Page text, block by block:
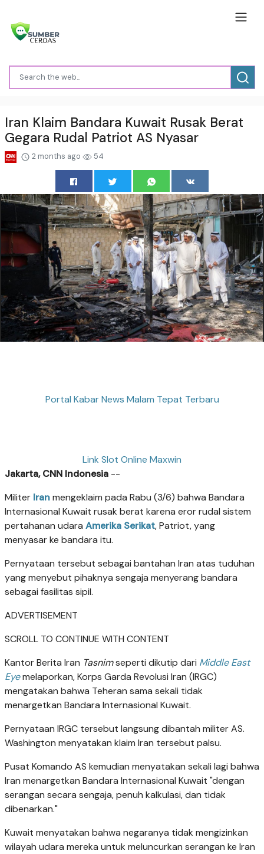
Iran Klaim Bandara Kuwait Rusak Berat
Gegara Rudal Patriot AS Nyasar
2 months ago 54
Portal Kabar News Malam Tepat Terbaru
Link Slot Online Maxwin
Jakarta, CNN Indonesia --
Militer Iranmengeklaim pada Rabu (3/6) bahwa Bandara
Internasional Kuwait rusak berat karena eror rudal sistem
pertahanan udara Amerika Serikat, Patriot, yang
menyasar ke bandara itu.
Pernyataan tersebut sebagai bantahan Iran atas tuduhan
yang menyebut pihaknya sengaja menyerang bandara
sebagai fasilitas sipil.
ADVERTISEMENT
SCROLL TO CONTINUE WITH CONTENT
Kantor Berita Iran Tasnimseperti dikutip dari Middle East
Eyemelaporkan, Korps Garda Revolusi Iran (IRGC)
mengatakan bahwa Teheran sama sekali tidak
menargetkan Bandara Internasional Kuwait.
Pernyataan IRGC tersebut langsung dibantah militer AS.
Washington menyatakan klaim Iran tersebut palsu.
Pusat Komando AS kemudian menyatakan sekali lagi bahwa
Iran menargetkan Bandara Internasional Kuwait "dengan
serangan secara sengaja, penuh kalkulasi, dan tidak
dibenarkan."
Kuwait menyatakan bahwa negaranya tidak mengizinkan
wilayah udara mereka untuk meluncurkan serangan ke Iran